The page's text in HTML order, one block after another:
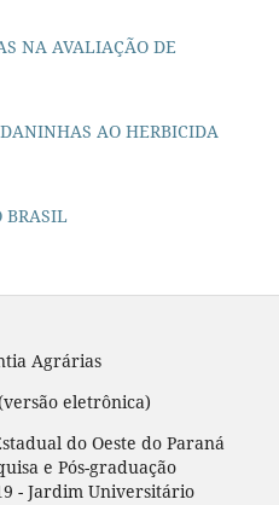
NA AVALIAÇÃO DE
AO HERBICIDA
BRASIL
Agrárias
eletrônica)
do Oeste do Paraná
e Pós-graduação
- Jardim Universitário